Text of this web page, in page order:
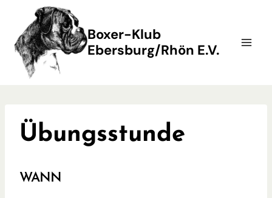
springen
Boxer-Klub
Ebersburg/Rhön E.V.
Übungsstunde
WANN